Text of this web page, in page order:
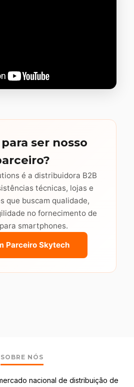
ser nosso
é a distribuidora B2B
técnicas, lojas e
que buscam qualidade,
no fornecimento de
smartphones.
Parceiro Skytech
SOBRE NÓS
nacional de distribuição de